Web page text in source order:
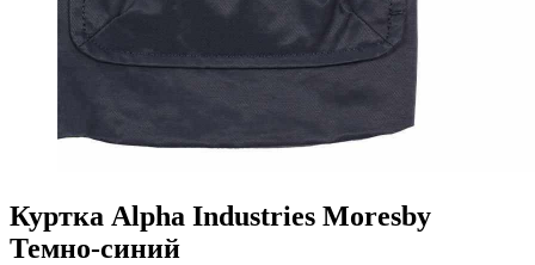
Куртка Alpha Industries Moresby
Темно-синий